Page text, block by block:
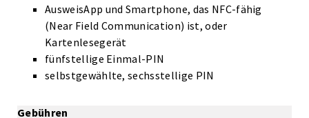
AusweisApp und Smartphone, das NFC-fähig
(Near Field Communication) ist, oder
Kartenlesegerät
fünfstellige Einmal-PIN
selbstgewählte, sechsstellige PIN
Gebühren